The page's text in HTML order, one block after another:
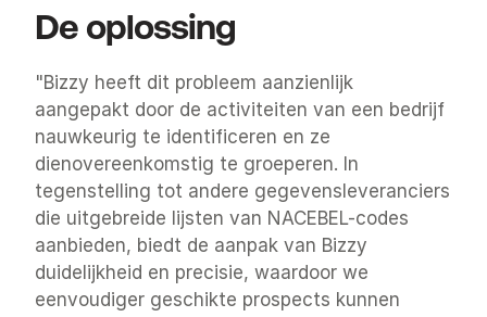
De oplossing
"Bizzy heeft dit probleem aanzienlijk
aangepakt door de activiteiten van een bedrijf
nauwkeurig te identificeren en ze
dienovereenkomstig te groeperen. In
tegenstelling tot andere gegevensleveranciers
die uitgebreide lijsten van NACEBEL-codes
aanbieden, biedt de aanpak van Bizzy
duidelijkheid en precisie, waardoor we
eenvoudiger geschikte prospects kunnen